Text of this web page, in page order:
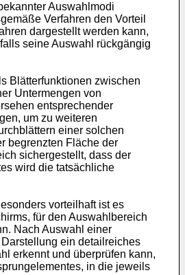
Auswahlmodi
Verfahren den Vorteil
dargestellt werden kann,
seine Auswahl rückgängig
Blätterfunktionen zwischen
Untermengen von
entsprechender
um zu weiteren
einer solchen
begrenzten Fläche der
sichergestellt, dass der
wird die tatsächliche
vorteilhaft ist es
für den Auswahlbereich
Nach Auswahl einer
ein detailreiches
erkennt und überprüfen kann,
in die jeweils